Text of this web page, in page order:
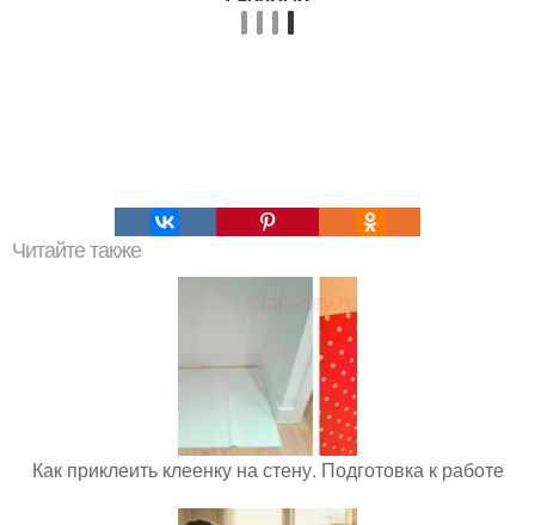
Читайте также
Как приклеить клеенку на стену. Подготовка к работе